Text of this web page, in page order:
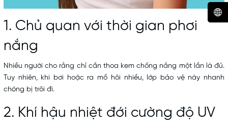
1. Chủ quan với thời gian phơi
nắng
Nhiều người cho rằng chỉ cần thoa kem chống nắng một lần là đủ.
Tuy nhiên, khi bơi hoặc ra mồ hôi nhiều, lớp bảo vệ này nhanh
chóng bị trôi đi.
2. Khí hậu nhiệt đới cường độ UV